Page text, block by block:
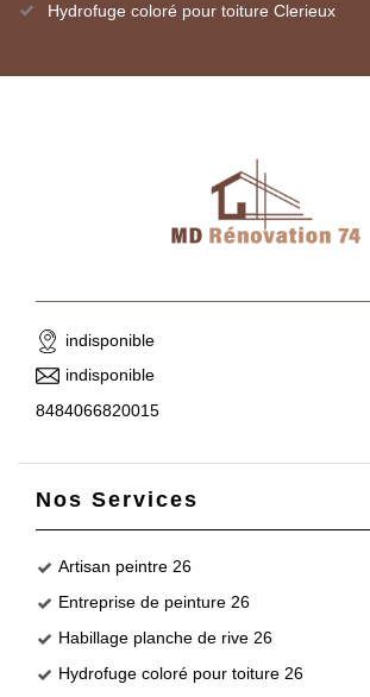
Hydrofuge coloré pour toiture Clerieux
indisponible
indisponible
8484066820015
Nos Services
Artisan peintre 26
Entreprise de peinture 26
Habillage planche de rive 26
Hydrofuge coloré pour toiture 26